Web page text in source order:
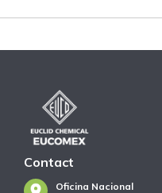
Contact
Oficina Nacional